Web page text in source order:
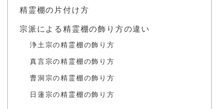
精霊棚の片付け方
宗派による精霊棚の飾り方の違い
浄土宗の精霊棚の飾り方
真言宗の精霊棚の飾り方
曹洞宗の精霊棚の飾り方
日蓮宗の精霊棚の飾り方